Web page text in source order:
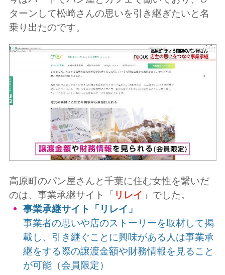
ターンして松崎さんの思いを引き継ぎたいと名
乗り出たのです。
高原町のパン屋さんと千葉に住む女性を繋いだ
のは、事業承継サイト「 リレイ 」でした。
事業承継サイト「リレイ」
事業者の思いや店のストーリーを取材して掲
載し、引き継ぐことに興味がある人は事業承
継をする際の譲渡金額や財務情報を見ること
が可能（会員限定）